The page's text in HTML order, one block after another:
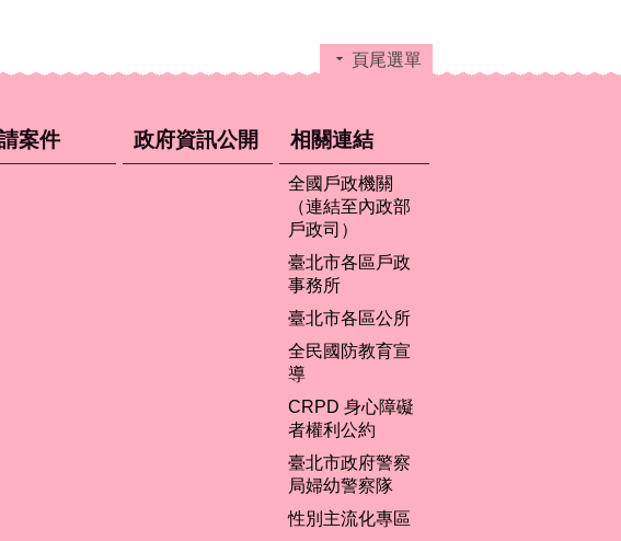
頁尾選單
案件 政府資訊公開 相關連結
全國戶政機關
（連結至內政部
戶政司）
臺北市各區戶政
事務所
臺北市各區公所
全民國防教育宣
導
CRPD 身心障礙
者權利公約
臺北市政府警察
局婦幼警察隊
性別主流化專區